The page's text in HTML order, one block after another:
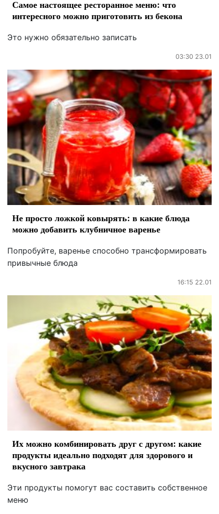
Самое настоящее ресторанное меню: что
интересного можно приготовить из бекона
Это нужно обязательно записать
03:30 23.01
Не просто ложкой ковырять: в какие блюда
можно добавить клубничное варенье
Попробуйте, варенье способно трансформировать
привычные блюда
16:15 22.01
Их можно комбинировать друг с другом: какие
продукты идеально подходят для здорового и
вкусного завтрака
Эти продукты помогут вас составить собственное
меню